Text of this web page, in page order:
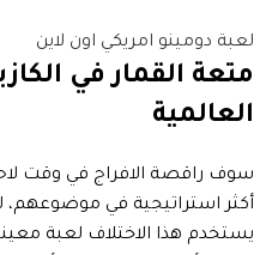
لعبة دومينو امريكي اون لاين
متعة القمار في
العالمية
سوف راقصة الافراج في وقت
أكثر استراتيجية في موضوعهم،
يستخدم هذا الاختلاف لعبة